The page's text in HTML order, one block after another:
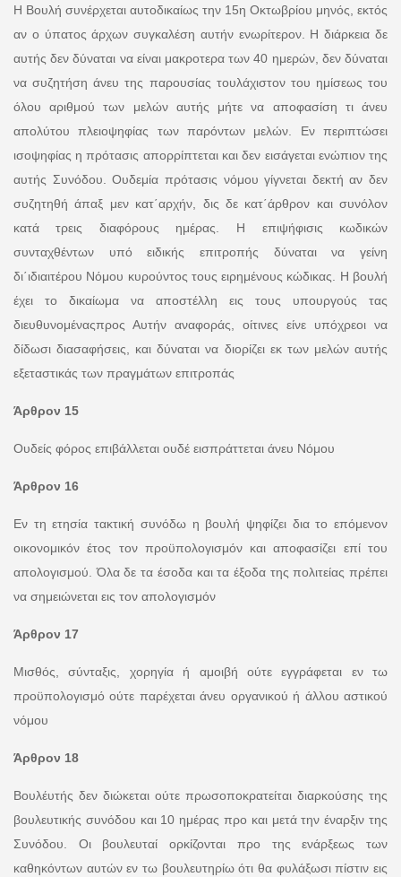
Η Βουλή συνέρχεται αυτοδικαίως την 15η Οκτωβρίου μηνός, εκτός
αν ο ύπατος άρχων συγκαλέση αυτήν ενωρίτερον. Η διάρκεια δε
αυτής δεν δύναται να είναι μακροτερα των 40 ημερών, δεν δύναται
να συζητήση άνευ της παρουσίας τουλάχιστον του ημίσεως του
όλου αριθμού των μελών αυτής μήτε να αποφασίση τι άνευ
απολύτου πλειοψηφίας των παρόντων μελών. Εν περιπτώσει
ισοψηφίας η πρότασις απορρίπτεται και δεν εισάγεται ενώπιον της
αυτής Συνόδου. Ουδεμία πρότασις νόμου γίγνεται δεκτή αν δεν
συζητηθή άπαξ μεν κατ΄αρχήν, δις δε κατ΄άρθρον και συνόλον
κατά τρεις διαφόρους ημέρας. Η επιψήφισις κωδικών
συνταχθέντων υπό ειδικής επιτροπής δύναται να γείνη
δι΄ιδιαιτέρου Νόμου κυρούντος τους ειρημένους κώδικας. Η βουλή
έχει το δικαίωμα να αποστέλλη εις τους υπουργούς τας
διευθυνομέναςπρος Αυτήν αναφοράς, οίτινες είνε υπόχρεοι να
δίδωσι διασαφήσεις, και δύναται να διορίζει εκ των μελών αυτής
εξεταστικάς των πραγμάτων επιτροπάς
Άρθρον 15
Ουδείς φόρος επιβάλλεται ουδέ εισπράττεται άνευ Νόμου
Άρθρον 16
Εν τη ετησία τακτική συνόδω η βουλή ψηφίζει δια το επόμενον
οικονομικόν έτος τον προϋπολογισμόν και αποφασίζει επί του
απολογισμού. Όλα δε τα έσοδα και τα έξοδα της πολιτείας πρέπει
να σημειώνεται εις τον απολογισμόν
Άρθρον 17
Μισθός, σύνταξις, χορηγία ή αμοιβή ούτε εγγράφεται εν τω
προϋπολογισμό ούτε παρέχεται άνευ οργανικού ή άλλου αστικού
νόμου
Άρθρον 18
Βουλέυτής δεν διώκεται ούτε πρωσοποκρατείται διαρκούσης της
βουλευτικής συνόδου και 10 ημέρας προ και μετά την έναρξιν της
Συνόδου. Οι βουλευταί ορκίζονται προ της ενάρξεως των
καθηκόντων αυτών εν τω βουλευτηρίω ότι θα φυλάξωσι πίστιν εις